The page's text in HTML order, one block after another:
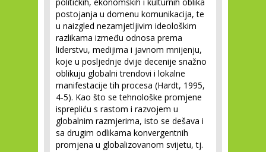
postojanja u domenu komunikacija, te
u naizgled nezamjetljivim ideološkim
razlikama između odnosa prema
liderstvu, medijima i javnom mnijenju,
koje u posljednje dvije decenije snažno
oblikuju globalni trendovi i lokalne
manifestacije tih procesa (Hardt, 1995,
4-5). Kao što se tehnološke promjene
isprepliću s rastom i razvojem u
globalnim razmjerima, isto se dešava i
sa drugim odlikama konvergentnih
promjena u globalizovanom svijetu, tj.